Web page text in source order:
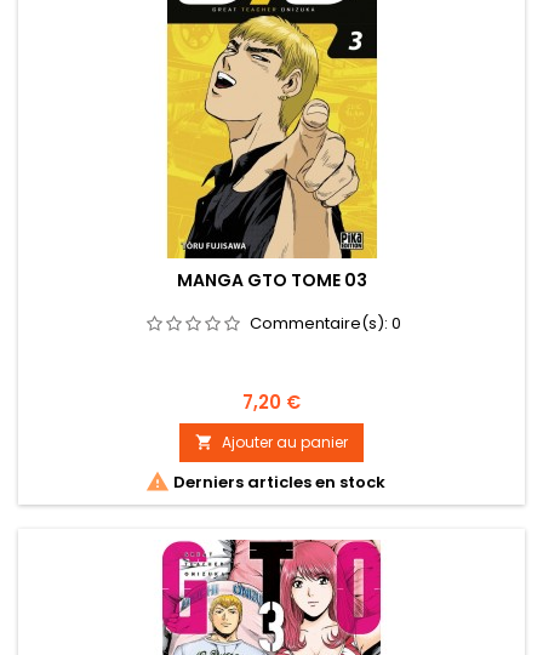
MANGA GTO TOME 03
Commentaire(s): 0
Prix
7,20 €
 Ajouter au panier
 Derniers articles en stock